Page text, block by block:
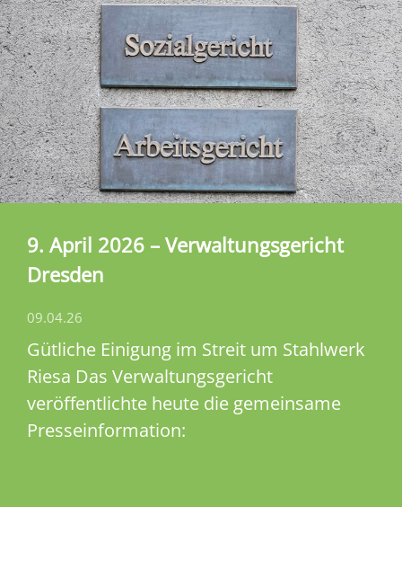
9. April 2026 – Verwaltungsgericht
Dresden
09.04.26
Gütliche Einigung im Streit um Stahlwerk
Riesa Das Verwaltungsgericht
veröffentlichte heute die gemeinsame
Presseinformation: